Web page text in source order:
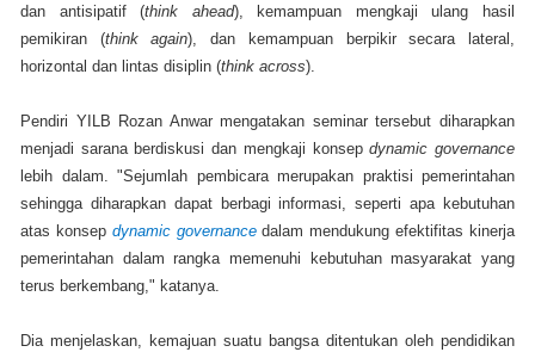
dan antisipatif (think ahead), kemampuan mengkaji ulang hasil
pemikiran (think again), dan kemampuan berpikir secara lateral,
horizontal dan lintas disiplin (think across).
Pendiri YILB Rozan Anwar mengatakan seminar tersebut diharapkan
menjadi sarana berdiskusi dan mengkaji konsepdynamic governance
lebih dalam. "Sejumlah pembicara merupakan praktisi pemerintahan
sehingga diharapkan dapat berbagi informasi, seperti apa kebutuhan
atas konsep dynamic governancedalam mendukung efektifitas kinerja
pemerintahan dalam rangka memenuhi kebutuhan masyarakat yang
terus berkembang," katanya.
Dia menjelaskan, kemajuan suatu bangsa ditentukan oleh pendidikan